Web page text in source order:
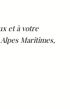
et à votre
Maritimes,